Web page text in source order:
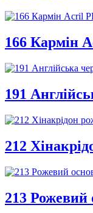
166 Кармін
191
212
213